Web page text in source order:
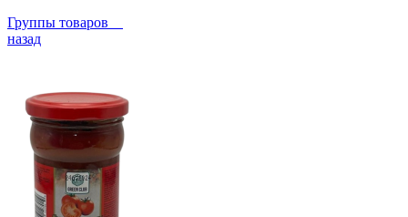
Группы товаров
назад